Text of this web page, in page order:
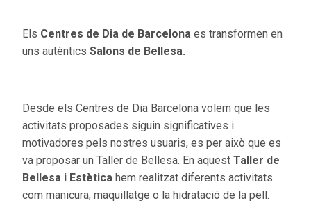
Ajuts
Blog
Els Centres de Dia de Barcelona es transformen en
uns autèntics Salons de Bellesa.
Desde els Centres de Dia Barcelona volem que les
activitats proposades siguin significatives i
motivadores pels nostres usuaris, es per això que es
va proposar un Taller de Bellesa. En aquest Taller de
Bellesa i Estètica hem realitzat diferents activitats
com manicura, maquillatge o la hidratació de la pell.